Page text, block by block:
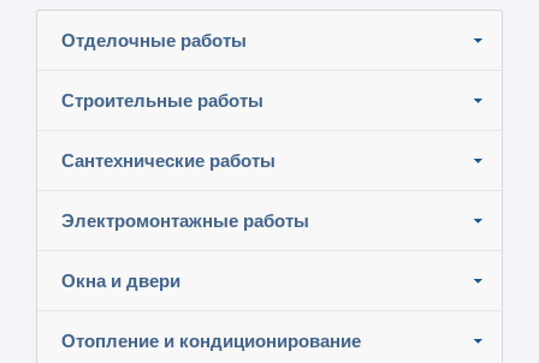
Отделочные работы
Строительные работы
Сантехнические работы
Электромонтажные работы
Окна и двери
Отопление и кондиционирование